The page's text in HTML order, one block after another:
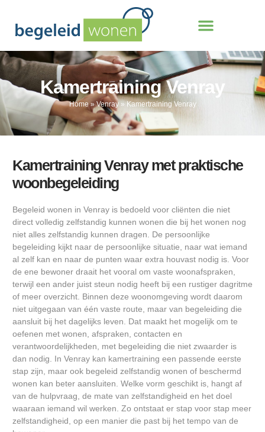
Kamertraining Venray
Home»Venray»Kamertraining Venray
Kamertraining Venray met praktische
woonbegeleiding
Begeleid wonen in Venray is bedoeld voor cliënten die niet
direct volledig zelfstandig kunnen wonen die bij het wonen nog
niet alles zelfstandig kunnen dragen. De persoonlijke
begeleiding kijkt naar de persoonlijke situatie, naar wat iemand
al zelf kan en naar de punten waar extra houvast nodig is. Voor
de ene bewoner draait het vooral om vaste woonafspraken,
terwijl een ander juist steun nodig heeft bij een rustiger dagritme
of meer overzicht. Binnen deze woonomgeving wordt daarom
niet uitgegaan van één vaste route, maar van begeleiding die
aansluit bij het dagelijks leven. Dat maakt het mogelijk om te
oefenen met wonen, afspraken, contacten en
verantwoordelijkheden, met begeleiding die niet zwaarder is
dan nodig. In Venray kan kamertraining een passende eerste
stap zijn, maar ook begeleid zelfstandig wonen of beschermd
wonen kan beter aansluiten. Welke vorm geschikt is, hangt af
van de hulpvraag, de mate van zelfstandigheid en het doel
waaraan iemand wil werken. Zo ontstaat er stap voor stap meer
zelfstandigheid, op een manier die past bij het tempo van de